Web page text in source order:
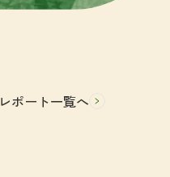
レポート一覧へ